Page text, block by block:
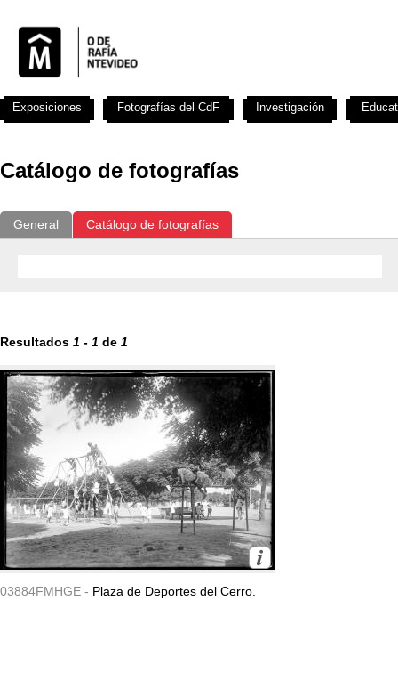
Catálogo de fotografías
General Catálogo de fotografías
Resultados 1 - 1 de 1
03884FMHGE - Plaza de Deportes del Cerro.
Exposiciones Fotografías del CdF Investigación